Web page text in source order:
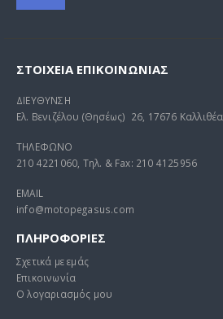
ΣΤΟΙΧΕΊΑ ΕΠΙΚΟΙΝΩΝΊΑΣ
ΔΙΕΥΘΥΝΣΗ
Ελ. Βενιζέλου (Θησέως) 26, 17676 Καλλιθέα
ΤΗΛΕΦΩΝΟ
210 4221060, Τηλ. & Fax: 210 4125956
EMAIL
info@motopegasus.com
ΠΛΗΡΟΦΟΡΙΕΣ
Σχετικά με εμάς
Επικοινωνία
Ο λογαριασμός μου